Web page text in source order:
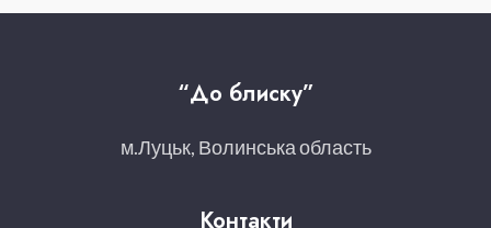
“До блиску”
м.Луцьк, Волинська область
Контакти